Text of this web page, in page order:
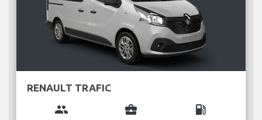
RENAULT TRAFIC
group business_center local_gas_station